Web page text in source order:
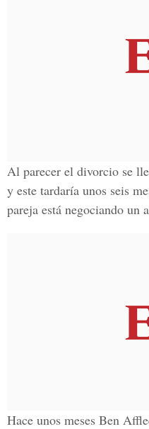
Al parecer el divorcio se
y este tardaría unos seis
pareja está negociando un
Hace unos meses Ben